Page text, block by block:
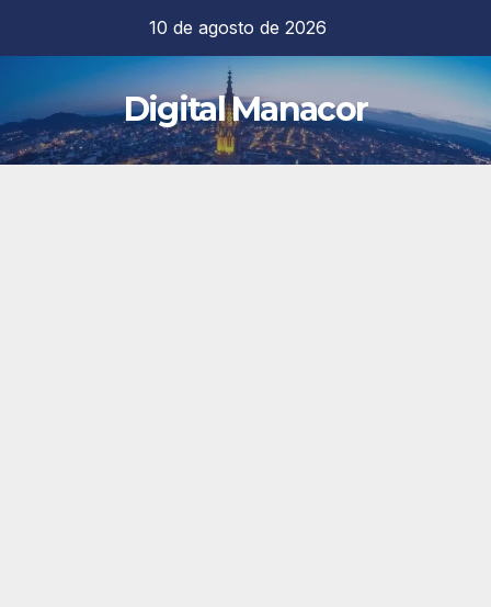
contenido
10 de agosto de 2026
Digital Manacor